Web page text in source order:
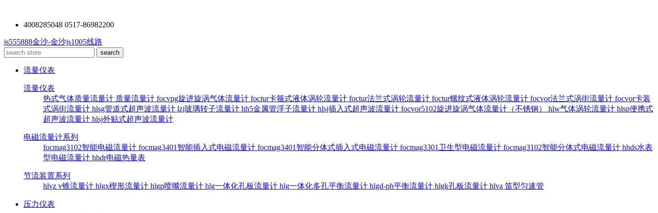
4008285048 0517-86982200
js555888金沙-金沙js1005线路
流量仪表
流量仪表
热式气体质量流量计 质量流量计 focvpg旋进旋涡气体流量计 foctur卡箍式液体涡轮流量计 foctur法兰式涡轮流量计 foctur螺纹式液体涡轮流量计 focvor法兰式涡街流量计 focvor卡装
式涡街流量计 hlsg管道式超声波流量计 lzj玻璃转子流量计 hh5金属管浮子流量计 hlsj插入式超声波流量计 focvor5102旋进旋涡气体流量计（不锈钢） hlw气体涡轮流量计 hlsp便携式
超声波流量计 hlsj外贴式超声波流量计
电磁流量计系列
focmag3102智能电磁流量计 focmag3401智能插入式电磁流量计 focmag3401智能分体式插入式电磁流量计 focmag3301卫生型电磁流量计 focmag3102智能分体式电磁流量计 hhds水表
型电磁流量计 hhdr电磁热量表
节流装置系列
hlvz v锥流量计 hlgx楔形流量计 hlgp喷嘴流量计 hlg一体化孔板流量计 hlg一体化多孔平衡流量计 hlgd-ph平衡流量计 hlgk孔板流量计 hlva 笛型匀速管
压力仪表